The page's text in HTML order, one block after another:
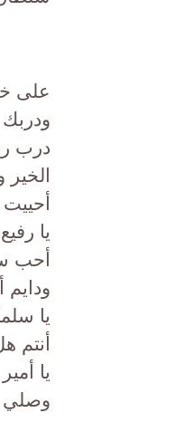
على
درب
يا
أحب
ودايم
يا
أنتم
يا
وصلي